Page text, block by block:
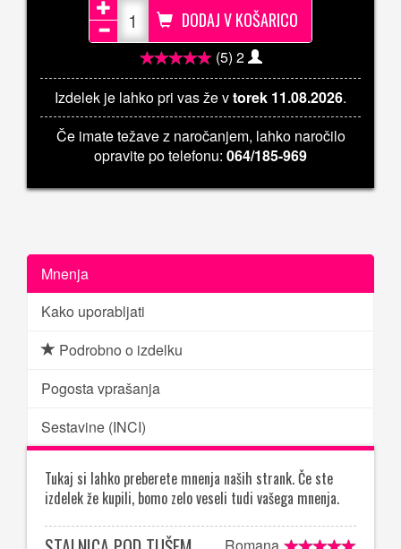
DODAJ V KOŠARICO
(5) 2
Izdelek je lahko pri vas že vtorek 11.08.2026.
Če imate težave z naročanjem, lahko naročilo
opravite po telefonu: 064/185-969
Mnenja
Kako uporabljati
Podrobno o izdelku
Pogosta vprašanja
Sestavine (INCI)
Tukaj si lahko preberete mnenja naših strank. Če ste
izdelek že kupili, bomo zelo veseli tudi vašega mnenja.